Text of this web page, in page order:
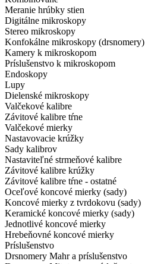
Meranie hrúbky stien
Digitálne mikroskopy
Stereo mikroskopy
Konfokálne mikroskopy (drsnomery)
Kamery k mikroskopom
Príslušenstvo k mikroskopom
Endoskopy
Lupy
Dielenské mikroskopy
Valčekové kalibre
Závitové kalibre tŕne
Valčekové mierky
Nastavovacie krúžky
Sady kalibrov
Nastaviteľné strmeňové kalibre
Závitové kalibre krúžky
Závitové kalibre tŕne - ostatné
Oceľové koncové mierky (sady)
Koncové mierky z tvrdokovu (sady)
Keramické koncové mierky (sady)
Jednotlivé koncové mierky
Hrebeňovné koncové mierky
Príslušenstvo
Drsnomery Mahr a príslušenstvo